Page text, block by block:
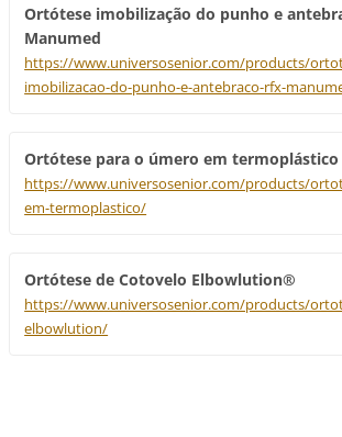
Ortótese imobilização do punho e
Manumed
https://www.universosenior.com/products/
imobilizacao-do-punho-e-antebraco-rfx-
Ortótese para o úmero em termoplástico
https://www.universosenior.com/products/
em-termoplastico/
Ortótese de Cotovelo Elbowlution®
https://www.universosenior.com/products/
elbowlution/